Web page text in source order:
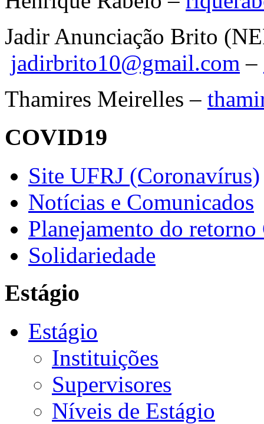
Jadir Anunciação Brito
jadirbrito10@gmail.com –
Thamires Meirelles –
COVID19
Site UFRJ (Coronavírus)
Notícias e Comunicados
Planejamento do retorno
Solidariedade
Estágio
Estágio
Instituições
Supervisores
Níveis de Estágio